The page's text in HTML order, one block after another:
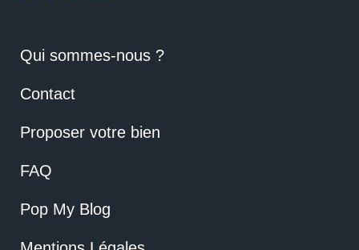
Qui sommes-nous ?
Contact
Proposer votre bien
FAQ
Pop My Blog